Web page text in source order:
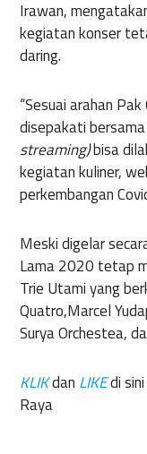
Irawan,
kegiatan konser
daring.
“Sesuai arahan
disepakati
streaming)bisa
kegiatan kuliner,
perkembangan
Meski digelar
Lama 2020 tetap
Trie Utami yang
Quatro,Marcel
Surya Orchestea,
KLIKdan LIKEdi
Raya